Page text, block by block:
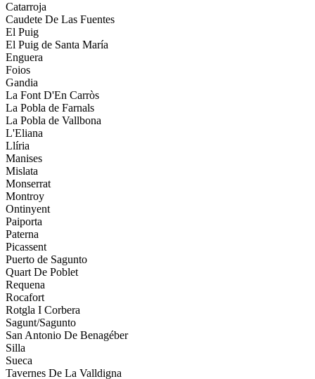
Catarroja
Caudete De Las Fuentes
El Puig
El Puig de Santa María
Enguera
Foios
Gandia
La Font D'En Carròs
La Pobla de Farnals
La Pobla de Vallbona
L'Eliana
Llíria
Manises
Mislata
Monserrat
Montroy
Ontinyent
Paiporta
Paterna
Picassent
Puerto de Sagunto
Quart De Poblet
Requena
Rocafort
Rotgla I Corbera
Sagunt/Sagunto
San Antonio De Benagéber
Silla
Sueca
Tavernes De La Valldigna